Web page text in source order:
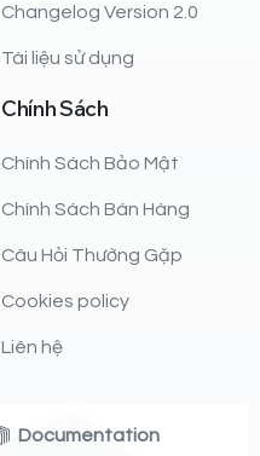
Changelog Version 2.0
Tài liệu sử dụng
ChínhSách
Chính Sách Bảo Mật
Chính Sách Bán Hàng
Câu Hỏi Thường Gặp
Cookies policy
Liên hệ
Documentation